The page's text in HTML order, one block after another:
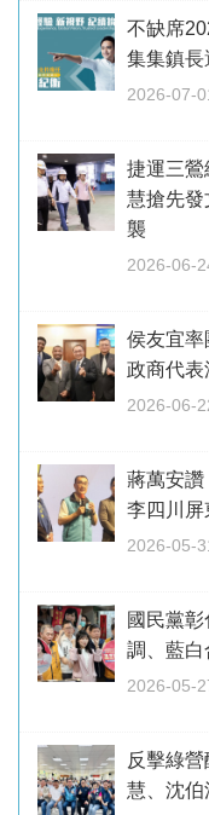
不缺席
集集鎮長
2026-07-
捷運三鶯
慧搶先
襲
2026-06-
侯友宜
政商代表
2026-06-
蔣萬安
李四川屏
2026-05-
國民黨
調、藍白
2026-05-
反擊綠
慧、沈伯